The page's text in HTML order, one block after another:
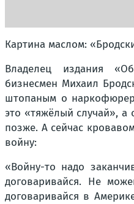
Картина маслом:
Владелец издания
бизнесмен Михаил
штопаным о
это «тяжёлый случай», а
позже. А сейчас
войну:
«Войну-то надо
договаривайся. Не
договаривайся в